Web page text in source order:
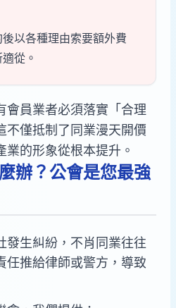
以各種理由索要額外費
從。
會員業者必須落實「合理
不僅抵制了同業漫天開價
的形象從根本提升。
辦？公會是您最強
發生糾紛，不肖同業往往
任推給律師或警方，導致